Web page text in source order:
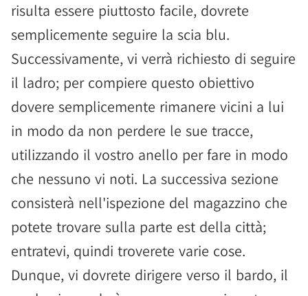
risulta essere piuttosto facile, dovrete
semplicemente seguire la scia blu.
Successivamente, vi verrà richiesto di seguire
il ladro; per compiere questo obiettivo
dovere semplicemente rimanere vicini a lui
in modo da non perdere le sue tracce,
utilizzando il vostro anello per fare in modo
che nessuno vi noti. La successiva sezione
consisterà nell'ispezione del magazzino che
potete trovare sulla parte est della città;
entratevi, quindi troverete varie cose.
Dunque, vi dovrete dirigere verso il bardo, il